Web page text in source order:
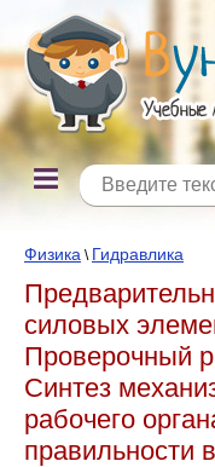
Физика \ Гидравлика
силовых
Проверочный
Синтез
рабочего
правильности